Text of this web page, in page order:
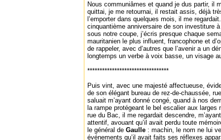
Nous communiâmes et quand je dus partir, il
quittai, je me retournai, il restait assis, déjà
l’emporter dans quelques mois, il me
cinquantième anniversaire de son investiture
sous notre coupe, j’écris presque chaque
mauritanien le plus influent, francophone et
de rappeler, avec d’autres que l’avenir a un
longtemps un verbe à voix basse, un visage
*********************************
Puis vint, avec une majesté affectueuse,
de son élégant bureau de rez-de-chaussée,
saluait m’ayant donné congé, quand à nos
la rampe protégeant le bel escalier aux
rue du Bac, il me regardait descendre,
attentif, avouant qu’il avait perdu toute
le général de Gaulle : machin, le nom ne lui
événements qu’il avait faits ses réflexes